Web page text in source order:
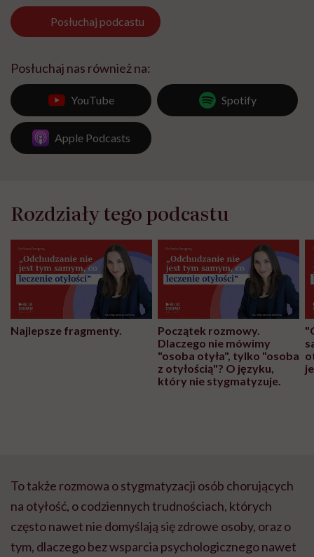
Posłuchaj podcastu
Posłuchaj nas również na:
YouTube Spotify
Apple Podcasts
Rozdziały tego podcastu
Najlepsze fragmenty.
Początek rozmowy.
Dlaczego nie mówimy
"osoba otyła", tylko "osoba
z otyłością"? O języku,
który nie stygmatyzuje.
To także rozmowa o stygmatyzacji osób chorujących
na otyłość, o codziennych trudnościach, których
często nawet nie domyślają się zdrowe osoby, oraz o
tym, dlaczego bez wsparcia psychologicznego nawet